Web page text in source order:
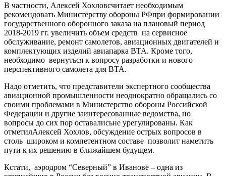
В частности, Алексей Хохловсчитает необходимым
рекомендовать Министерству обороны РФпри формировании
государственного оборонного заказа на плановый период
2018-2019 гг. увеличить объем средств на сервисное
обслуживание, ремонт самолетов, авиационных двигателей и
комплектующих изделий авиапарка ВТА. Кроме того,
необходимо вернуться к вопросу разработки и нового
перспективного самолета для ВТА.
Надо отметить, что представители экспертного сообщества
авиационной промышленности неоднократно обращались со
своими проблемами в Министерство обороны Российской
Федерации и другие заинтересованные ведомства, но
вопросы до сих пор оставалисьне урегулированы. Как
отметилАлексей Хохлов, обсуждение острых вопросов в
столь широком и компетентном составе позволит наметить
пути к их решению в ближайшем будущем.
Кстати, аэродром “Северный” в Иванове – одна из